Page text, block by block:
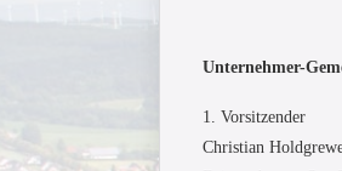
Unternehmer-
1. Vorsitzender
Christian